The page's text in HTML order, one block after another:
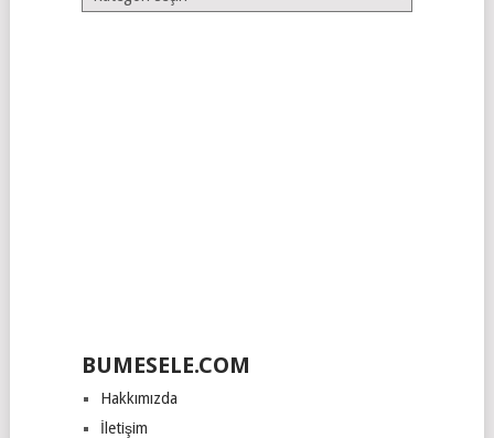
Kategoriler
BUMESELE.COM
Hakkımızda
İletişim